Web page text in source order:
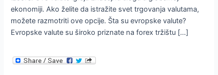
ekonomiji. Ako želite da istražite svet trgovanja valutama,
možete razmotriti ove opcije. Šta su evropske valute?
Evropske valute su široko priznate na forex tržištu […]